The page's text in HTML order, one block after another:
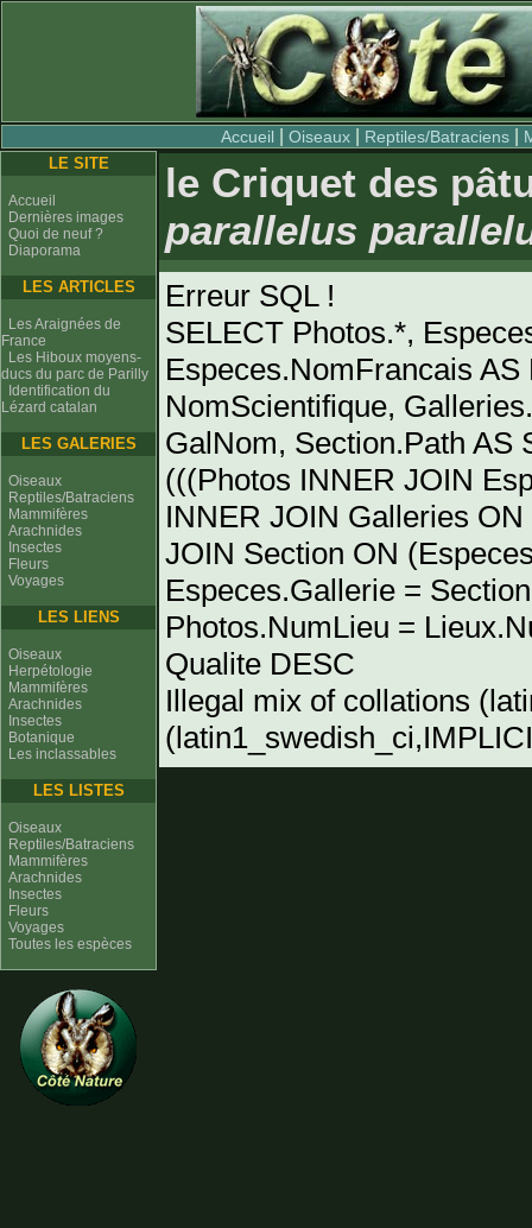
Accueil |Oiseaux Reptiles/Batraciens
LE SITE
Accueil
Dernières images
Quoi de neuf ?
Diaporama
LES ARTICLES
Les Araignées de
France
Les Hiboux moyens-
ducs du parc de Parilly
Identification du
Lézard catalan
LES GALERIES
Oiseaux
Reptiles/Batraciens
Mammifères
Arachnides
Insectes
Fleurs
Voyages
LES LIENS
Oiseaux
Herpétologie
Mammifères
Arachnides
Insectes
Botanique
Les inclassables
LES LISTES
Oiseaux
Reptiles/Batraciens
Mammifères
Arachnides
Insectes
Fleurs
Voyages
Toutes les espèces
le Criquet des
parallelus
Erreur SQL !
SELECT Photos.*,
Especes.NomFrancais
NomScientifique,
GalNom, Section.Path AS
(((Photos INNER JOIN
INNER JOIN Galleries
JOIN Section ON
Especes.Gallerie =
Photos.NumLieu =
Qualite DESC
Illegal mix of collations